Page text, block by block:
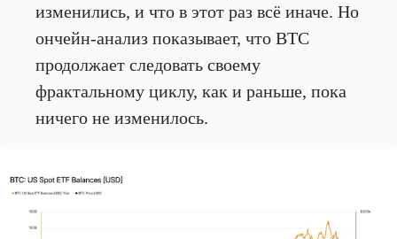
изменились, и что в этот раз всё иначе. Но
ончейн-анализ показывает, что BTC
продолжает следовать своему
фрактальному циклу, как и раньше, пока
ничего не изменилось.